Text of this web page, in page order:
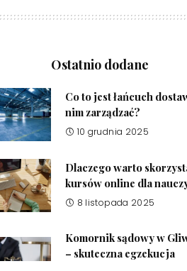
Ostatnio dodane
Co to jest łańcuch
nim zarządzać?
10 grudnia 2025
Dlaczego warto
kursów online dla
8 listopada 2025
Komornik sądowy w
– skuteczna egzekucja